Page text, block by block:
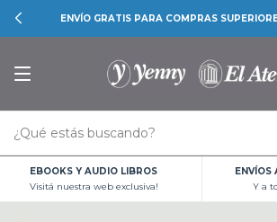
ENVÍO GRATIS PARA COMPRAS
EBOOKS Y AUDIO LIBROS
Visitá nuestra web exclusiva!
ENVÍOS
Y a